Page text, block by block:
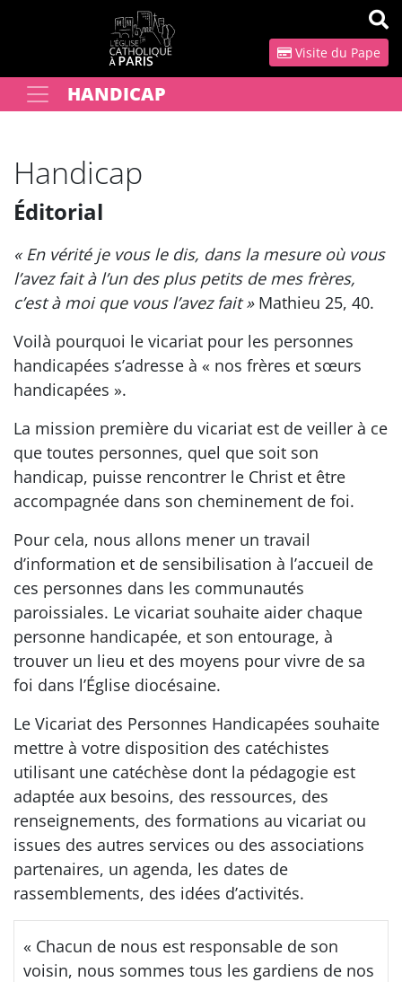
Visite du Pape
Votre rechercheHANDICAP
Handicap
Éditorial
« En vérité je vous le dis, dans la mesure où vous
l’avez fait à l’un des plus petits de mes frères,
c’est à moi que vous l’avez fait »Mathieu 25, 40.
Voilà pourquoi le vicariat pour les personnes
handicapées s’adresse à « nos frères et sœurs
handicapées ».
La mission première du vicariat est de veiller à ce
que toutes personnes, quel que soit son
handicap, puisse rencontrer le Christ et être
accompagnée dans son cheminement de foi.
Pour cela, nous allons mener un travail
d’information et de sensibilisation à l’accueil de
ces personnes dans les communautés
paroissiales. Le vicariat souhaite aider chaque
personne handicapée, et son entourage, à
trouver un lieu et des moyens pour vivre de sa
foi dans l’Église diocésaine.
Le Vicariat des Personnes Handicapées souhaite
mettre à votre disposition des catéchistes
utilisant une catéchèse dont la pédagogie est
adaptée aux besoins, des ressources, des
renseignements, des formations au vicariat ou
issues des autres services ou des associations
partenaires, un agenda, les dates de
rassemblements, des idées d’activités.
« Chacun de nous est responsable de son
voisin, nous sommes tous les gardiens de nos
Panneau de gestion des cookies